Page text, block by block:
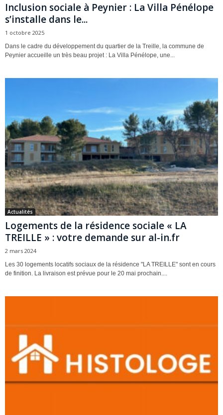
Inclusion sociale à Peynier : La Villa Pénélope
s’installe dans le...
1 octobre 2025
Dans le cadre du développement du quartier de la Treille, la commune de
Peynier accueille un très beau projet : La Villa Pénélope, une...
Actualités
Logements de la résidence sociale « LA
TREILLE » : votre demande sur al-in.fr
2 mars 2024
Les 30 logements locatifs sociaux de la résidence "LA TREILLE" sont en cours
de finition. La livraison est prévue pour le 20 mai prochain....